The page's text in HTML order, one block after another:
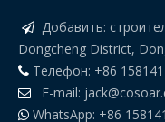
 Добавить:
Dongcheng District,
 Телефон: +86
 E-mail:
 WhatsApp: +86